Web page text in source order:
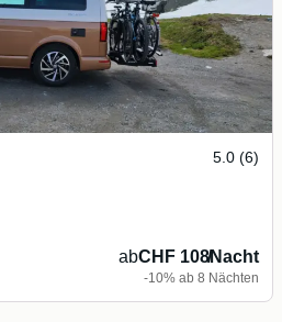
5.0 (6)
abCHF 108/Nacht
-10% ab 8 Nächten